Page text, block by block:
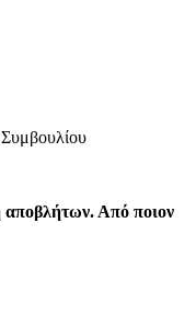
αποβλήτων. Από ποιον